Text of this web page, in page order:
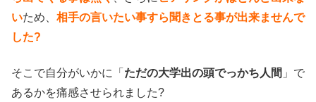
いため、 相手の言いたい事すら聞きとる事が出来ませんで
した?
そこで自分がいかに「 ただの大学出の頭でっかち人間 」で
あるかを痛感させられました?